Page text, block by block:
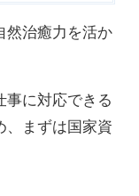
然治癒力を活か
事に対応できる
、まずは国家資